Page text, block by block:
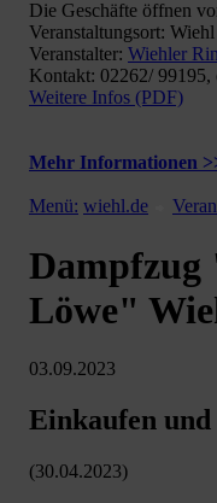
Die Geschäfte öffnen
Veranstaltungsort: Wiehl
Veranstalter: Wiehler
Kontakt: 02262/
Weitere Infos (PDF)
Mehr Informationen
Menü: wiehl.de
Dampfzug
Löwe"
03.09.2023
Einkaufen und
(30.04.2023)